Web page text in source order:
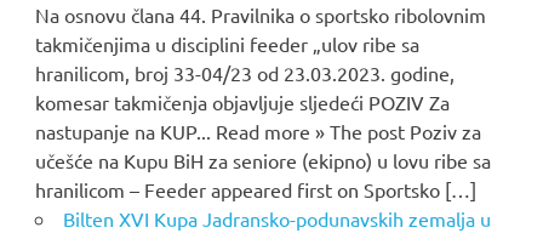
Na osnovu člana 44. Pravilnika o sportsko ribolovnim
takmičenjima u disciplini feeder „ulov ribe sa
hranilicom, broj 33-04/23 od 23.03.2023. godine,
komesar takmičenja objavljuje sljedeći POZIV Za
nastupanje na KUP... Read more » The post Poziv za
učešće na Kupu BiH za seniore (ekipno) u lovu ribe sa
hranilicom – Feeder appeared first on Sportsko […]
Bilten XVI Kupa Jadransko-podunavskih zemalja u